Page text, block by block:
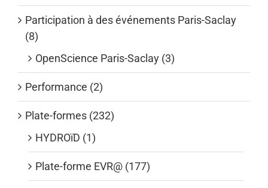
Participation à des événements Paris-Saclay
(8)
OpenScience Paris-Saclay (3)
Performance (2)
Plate-formes (232)
HYDROïD (1)
Plate-forme EVR@ (177)